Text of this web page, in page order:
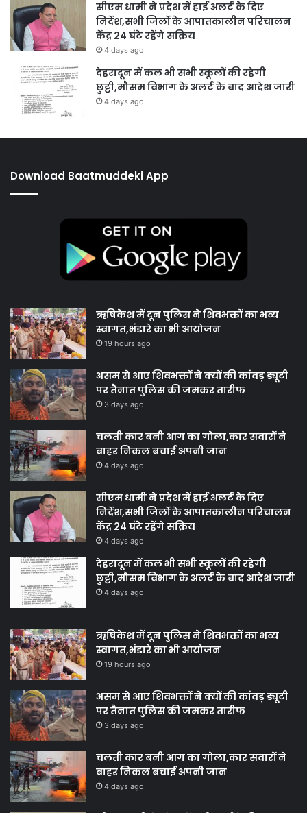
सीएम धामी ने प्रदेश में हाई अलर्ट के दिए
निर्देश,सभी जिलों के आपातकालीन परिचालन
केंद्र 24 घंटे रहेंगे सक्रिय
4 days ago
देहरादून में कल भी सभी स्कूलों की रहेगी
छुट्टी,मौसम विभाग के अलर्ट के बाद आदेश जारी
4 days ago
Download Baatmuddeki App
ऋषिकेश में दून पुलिस ने शिवभक्तों का भव्य
स्वागत,भंडारे का भी आयोजन
19 hours ago
असम से आए शिवभक्तों ने क्यों की कांवड़ ड्यूटी
पर तैनात पुलिस की जमकर तारीफ
3 days ago
चलती कार बनी आग का गोला,कार सवारों ने
बाहर निकल बचाई अपनी जान
4 days ago
सीएम धामी ने प्रदेश में हाई अलर्ट के दिए
निर्देश,सभी जिलों के आपातकालीन परिचालन
केंद्र 24 घंटे रहेंगे सक्रिय
4 days ago
देहरादून में कल भी सभी स्कूलों की रहेगी
छुट्टी,मौसम विभाग के अलर्ट के बाद आदेश जारी
4 days ago
ऋषिकेश में दून पुलिस ने शिवभक्तों का भव्य
स्वागत,भंडारे का भी आयोजन
19 hours ago
असम से आए शिवभक्तों ने क्यों की कांवड़ ड्यूटी
पर तैनात पुलिस की जमकर तारीफ
3 days ago
चलती कार बनी आग का गोला,कार सवारों ने
बाहर निकल बचाई अपनी जान
4 days ago